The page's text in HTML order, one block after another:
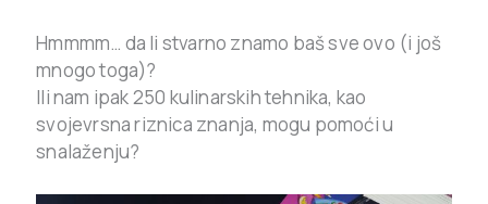
Hmmmm… da li stvarno znamo baš sve ovo (i još
mnogo toga)?
Ili nam ipak 250 kulinarskih tehnika, kao
svojevrsna riznica znanja, mogu pomoći u
snalaženju?